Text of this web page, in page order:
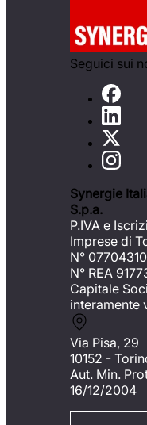
Seguici sui
Synergie
S.p.a.
P.IVA e
Imprese di
N°
N° REA
Capitale
interamente
Via Pisa, 29
10152 -
Aut. Min.
16/12/2004